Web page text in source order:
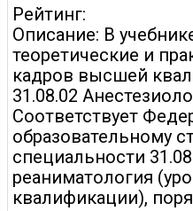
Рейтинг:
Описание: В
теоретические и
кадров высшей
31.08.02
Соответствует
образовательному
специальности
реаниматология
квалификации),